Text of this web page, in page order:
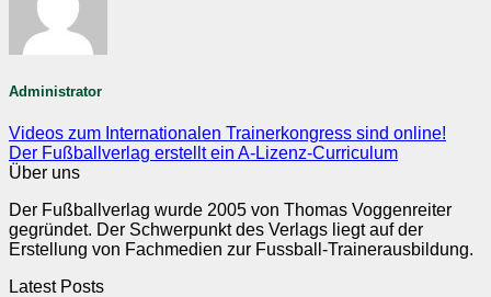
Administrator
Videos zum Internationalen Trainerkongress sind online!
Der Fußballverlag erstellt ein A-Lizenz-Curriculum
Über uns
Der Fußballverlag wurde 2005 von Thomas Voggenreiter
gegründet. Der Schwerpunkt des Verlags liegt auf der
Erstellung von Fachmedien zur Fussball-Trainerausbildung.
Latest Posts